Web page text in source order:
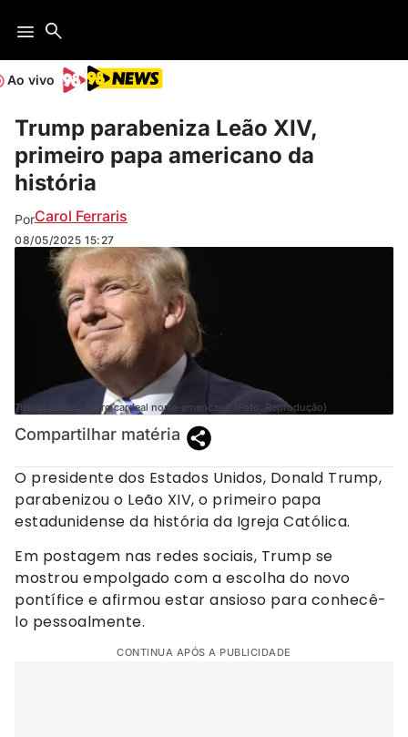
Ao vivo
Trump parabeniza Leão XIV,
primeiro papa americano da
história
PorCarol Ferraris
08/05/2025 15:27
Trump apoiou outro cardeal norte-americano (Foto: Reprodução)
Compartilhar matéria
O presidente dos Estados Unidos, Donald Trump,
parabenizou o Leão XIV, o primeiro papa
estadunidense da história da Igreja Católica.
Em postagem nas redes sociais, Trump se
mostrou empolgado com a escolha do novo
pontífice e afirmou estar ansioso para conhecê-
lo pessoalmente.
CONTINUA APÓS A PUBLICIDADE